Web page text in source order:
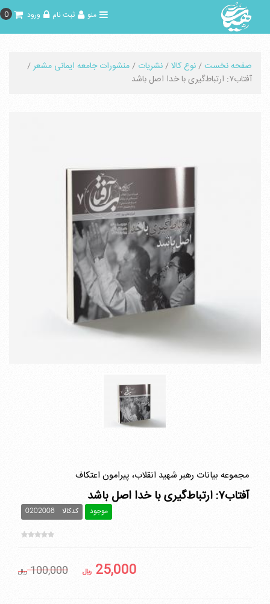
0 ورود ثبت نام منو
صفحه نخست/نوع کالا/نشریات /منشورات جامعه ایمانی مشعر/
آفتاب۷: ارتباط‌گیری با خدا اصل باشد
مجموعه بیانات رهبر شهید انقلاب، پیرامون اعتکاف
آفتاب۷: ارتباط‌گیری با خدا اصل باشد
موجود کدکالا 0202008
25,000 ريال 100,000 ريال